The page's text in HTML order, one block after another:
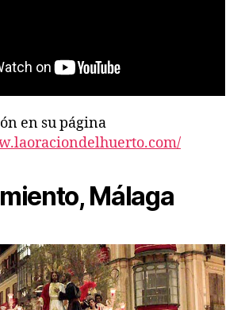
en su página
Málaga